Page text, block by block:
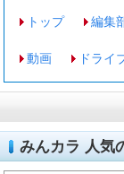
トップ 編集
動画 ドライ
みんカラ 人気